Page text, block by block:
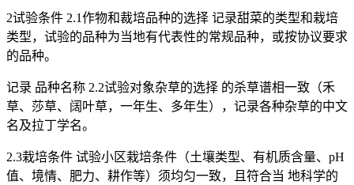
2试验条件 2.1作物和裁培品种的选择 记录甜菜的类型和栽培
类型，试验的品种为当地有代表性的常规品种，或按协议要求
的品种。
记录 品种名称 2.2试验对象杂草的选择 的杀草谱相一致（禾
草、莎草、阔叶草，一年生、多年生），记录各种杂草的中文
名及拉丁学名。
2.3栽培条件 试验小区栽培条件（土壤类型、有机质含量、pH
值、境情、肥力、耕作等）须均匀一致，且符合当 地科学的